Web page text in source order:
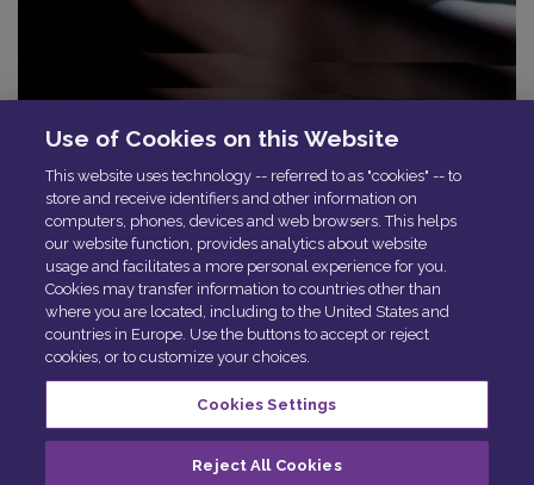
Conectamos Seguradoras, Gabinetes de Peritagem,
Reparadores, Distribuidores,
Construtores e empresas de Renting…
Entre todos criamos umecossistema digital
permite a gestão de qualquer
incidência ou transação a partir de uma única
plataforma tecnológica.
© Solera 2025Cookie Preferences
Use of Cookies on this Website
This website uses technology -- referred to as "cookies" -- to
store and receive identifiers and other information on
computers, phones, devices and web browsers. This helps
our website function, provides analytics about website
usage and facilitates a more personal experience for you.
Cookies may transfer information to countries other than
where you are located, including to the United States and
countries in Europe. Use the buttons to accept or reject
cookies, or to customize your choices.
Cookies Settings
Reject All Cookies